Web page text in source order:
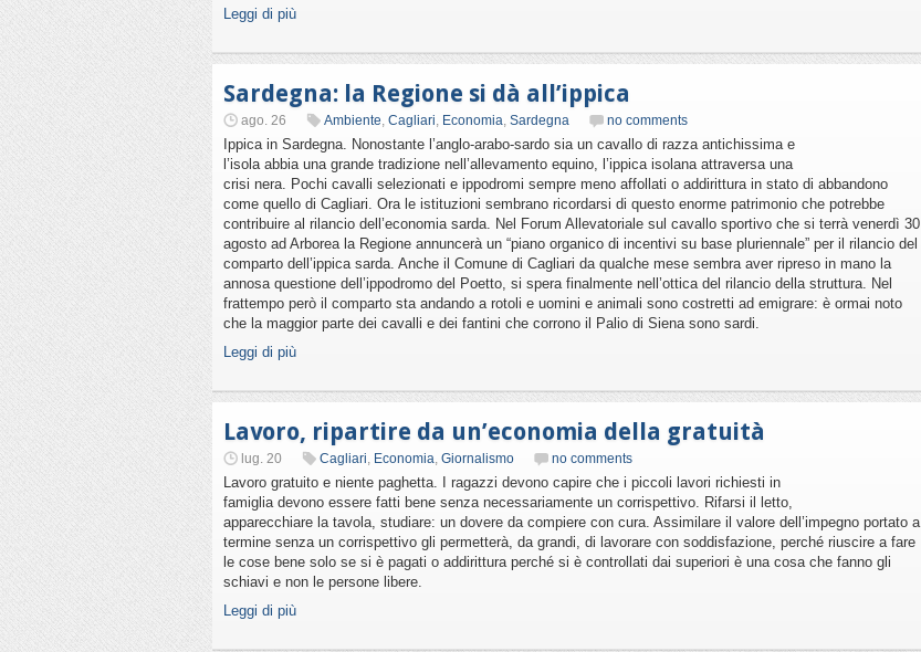
Leggi di più
Sardegna: la Regione si dà all’ippica
ago. 26 Ambiente, Cagliari, Economia, Sardegna no comments
Ippica in Sardegna. Nonostante l’anglo-arabo-sardo sia un cavallo di razza antichissima e
l’isola abbia una grande tradizione nell’allevamento equino, l’ippica isolana attraversa una
crisi nera. Pochi cavalli selezionati e ippodromi sempre meno affollati o addirittura in stato di abbandono
come quello di Cagliari. Ora le istituzioni sembrano ricordarsi di questo enorme patrimonio che potrebbe
contribuire al rilancio dell’economia sarda. Nel Forum Allevatoriale sul cavallo sportivo che si terrà venerdì 30
agosto ad Arborea la Regione annuncerà un “piano organico di incentivi su base pluriennale” per il rilancio del
comparto dell’ippica sarda. Anche il Comune di Cagliari da qualche mese sembra aver ripreso in mano la
annosa questione dell’ippodromo del Poetto, si spera finalmente nell’ottica del rilancio della struttura. Nel
frattempo però il comparto sta andando a rotoli e uomini e animali sono costretti ad emigrare: è ormai noto
che la maggior parte dei cavalli e dei fantini che corrono il Palio di Siena sono sardi.
Leggi di più
Lavoro, ripartire da un’economia della gratuità
lug. 20 Cagliari, Economia, Giornalismo no comments
Lavoro gratuito e niente paghetta. I ragazzi devono capire che i piccoli lavori richiesti in
famiglia devono essere fatti bene senza necessariamente un corrispettivo. Rifarsi il letto,
apparecchiare la tavola, studiare: un dovere da compiere con cura. Assimilare il valore dell’impegno portato a
termine senza un corrispettivo gli permetterà, da grandi, di lavorare con soddisfazione, perché riuscire a fare
le cose bene solo se si è pagati o addirittura perché si è controllati dai superiori è una cosa che fanno gli
schiavi e non le persone libere.
Leggi di più